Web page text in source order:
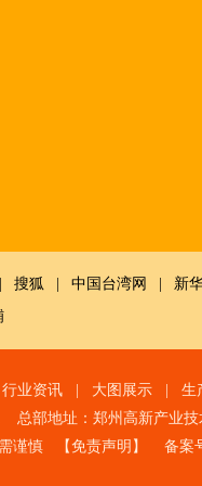
搜狐 中国台湾网 新
行业资讯| 大图展示| 生
总部地址：郑州高新产业技
谨慎 【免责声明 】 备案